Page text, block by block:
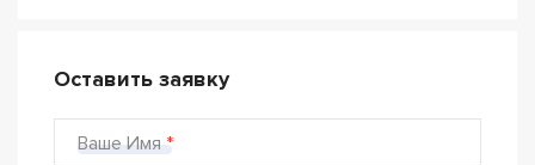
Оставить заявку
Ваше Имя